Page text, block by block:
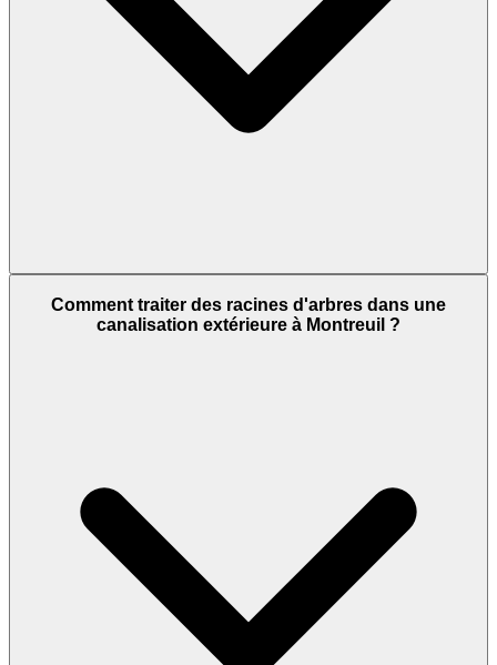
Comment traiter des racines d'arbres dans une
canalisation extérieure à Montreuil ?